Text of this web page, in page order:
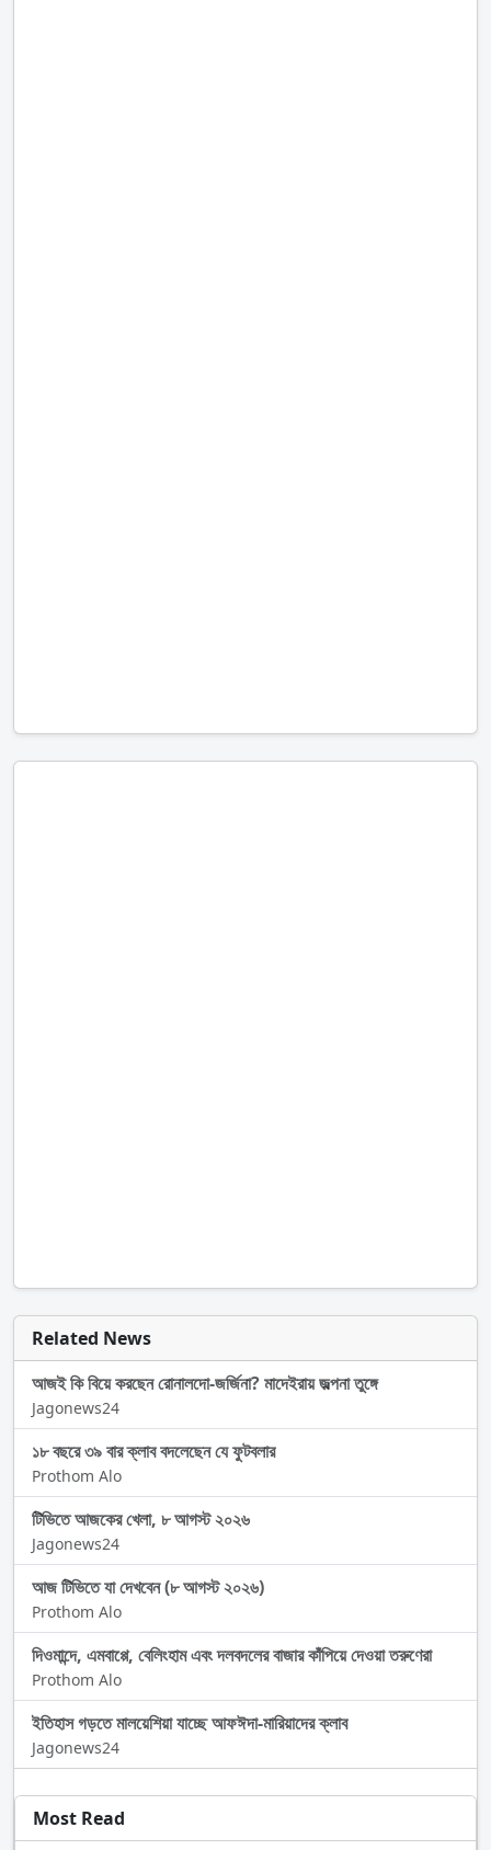
Related News
আজই কি বিয়ে করছেন রোনালদো-জর্জিনা? মাদেইরায় জল্পনা তুঙ্গে
Jagonews24
১৮ বছরে ৩৯ বার ক্লাব বদলেছেন যে ফুটবলার
Prothom Alo
টিভিতে আজকের খেলা, ৮ আগস্ট ২০২৬
Jagonews24
আজ টিভিতে যা দেখবেন (৮ আগস্ট ২০২৬)
Prothom Alo
দিওমান্দে, এমবাপ্পে, বেলিংহাম এবং দলবদলের বাজার কাঁপিয়ে দেওয়া তরুণেরা
Prothom Alo
ইতিহাস গড়তে মালয়েশিয়া যাচ্ছে আফঈদা-মারিয়াদের ক্লাব
Jagonews24
Most Read